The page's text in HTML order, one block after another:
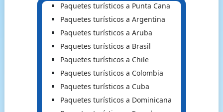
Paquetes turísticos a Punta Cana
Paquetes turísticos a Argentina
Paquetes turísticos a Aruba
Paquetes turísticos a Brasil
Paquetes turísticos a Chile
Paquetes turísticos a Colombia
Paquetes turísticos a Cuba
Paquetes turísticos a Dominicana